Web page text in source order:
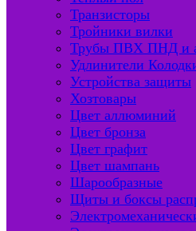
Транзисторы
Тройники вилки
Трубы ПВХ ПНД и
Удлинители
Устройства защиты
Хозтовары
Цвет аллюминий
Цвет бронза
Цвет графит
Цвет шампань
Шарообразные
Щиты и боксы